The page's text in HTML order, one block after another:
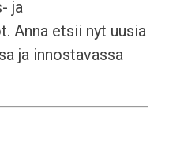
ja
Anna etsii nyt uusia
ja innostavassa